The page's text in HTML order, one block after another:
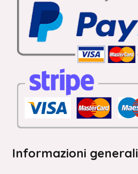
Informazioni generali